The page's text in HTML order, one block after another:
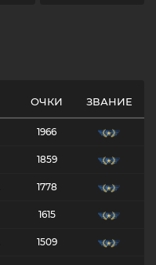
ОЧКИ ЗВАНИЕ
1966
1859
1778
1615
1509